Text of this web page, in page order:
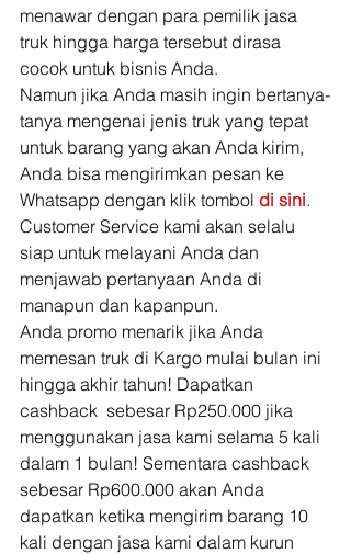
menawar dengan para pemilik jasa
truk hingga harga tersebut dirasa
cocok untuk bisnis Anda.
Namun jika Anda masih ingin bertanya-
tanya mengenai jenis truk yang tepat
untuk barang yang akan Anda kirim,
Anda bisa mengirimkan pesan ke
Whatsapp dengan klik tombol di sini.
Customer Service kami akan selalu
siap untuk melayani Anda dan
menjawab pertanyaan Anda di
manapun dan kapanpun.
Anda promo menarik jika Anda
memesan truk di Kargo mulai bulan ini
hingga akhir tahun! Dapatkan
cashback  sebesar Rp250.000 jika
menggunakan jasa kami selama 5 kali
dalam 1 bulan! Sementara cashback
sebesar Rp600.000 akan Anda
dapatkan ketika mengirim barang 10
kali dengan jasa kami dalam kurun